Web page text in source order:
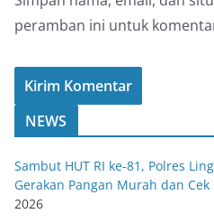
peramban ini untuk
NEWS
Sambut HUT RI ke-81, Polres
Gerakan Pangan Murah dan
2026